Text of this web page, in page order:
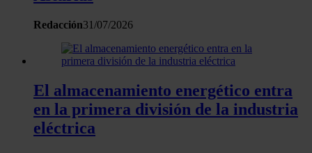
Redacción31/07/2026
El almacenamiento energético entra
en la primera división de la industria
eléctrica